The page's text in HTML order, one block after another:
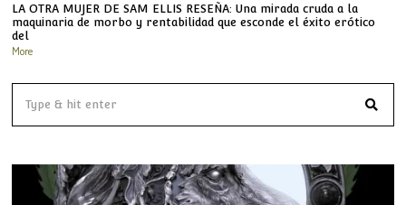
LA OTRA MUJER DE SAM ELLIS RESEÑA: Una mirada cruda a la
maquinaria de morbo y rentabilidad que esconde el éxito erótico
del
More